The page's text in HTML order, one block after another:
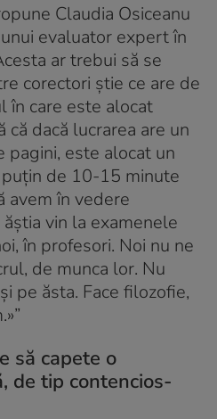
Claudia Osiceanu
evaluator expert în
ar trebui să se
corectori știe ce are de
în care este alocat
dacă lucrarea are un
este alocat un
de 10-15 minute
avem în vedere
vin la examenele
în profesori. Noi nu ne
de munca lor. Nu
pe ăsta. Face filozofie,
să capete o
de tip contencios-